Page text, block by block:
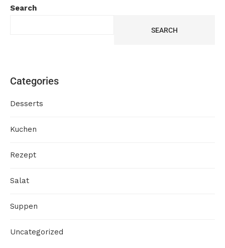
Search
SEARCH
Categories
Desserts
Kuchen
Rezept
Salat
Suppen
Uncategorized